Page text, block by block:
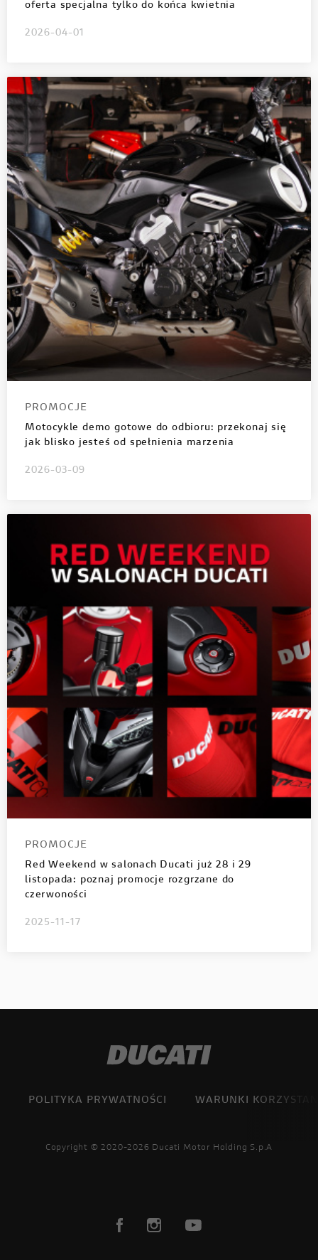
oferta specjalna tylko do końca kwietnia
2026-04-01
PROMOCJE
Motocykle demo gotowe do odbioru: przekonaj się
jak blisko jesteś od spełnienia marzenia
2026-03-09
PROMOCJE
Red Weekend w salonach Ducati już 28 i 29
listopada: poznaj promocje rozgrzane do
czerwoności
2025-11-17
POLITYKA PRYWATNOŚCI WARUNKI
Copyright © 2020-2026 Ducati Motor Holding S.p.A